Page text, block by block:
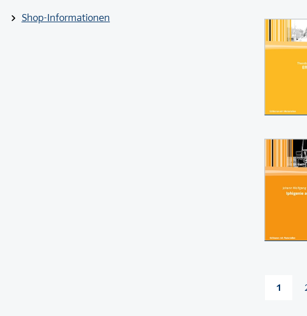
Shop-Informationen
1